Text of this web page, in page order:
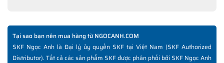
Tại sao bạn nên mua hàng từ NGOCANH.COM
SKF Ngọc Anh là Đại lý ủy quyền SKF tại Việt Nam (SKF Authorized
Distributor). Tất cả các sản phẩm SKF được phân phối bởi SKF Ngọc Anh